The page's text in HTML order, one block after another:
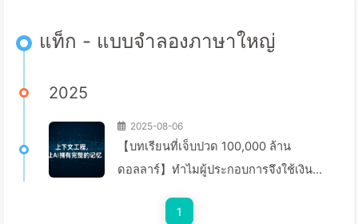
แท็ก - แบบจำลองภาษาใหญ่
2025
2025-08-06
【บทเรียนที่เจ็บปวด 100,000 ล้าน
ดอลลาร์】ทำไมผู้ประกอบการจึงใช้เงิน
กลับ “ลืม” ในช่วงเวลาที่สำคัญ จึงทำให้คู่
1